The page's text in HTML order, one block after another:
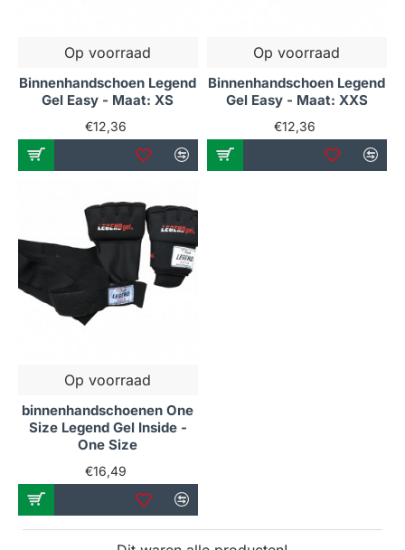
Op voorraad
Binnenhandschoen Legend
Gel Easy - Maat: XS
€12,36
Op voorraad
Binnenhandschoen Legend
Gel Easy - Maat: XXS
€12,36
Op voorraad
binnenhandschoenen One
Size Legend Gel Inside -
One Size
€16,49